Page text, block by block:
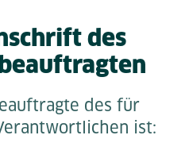
des
des für
ist: